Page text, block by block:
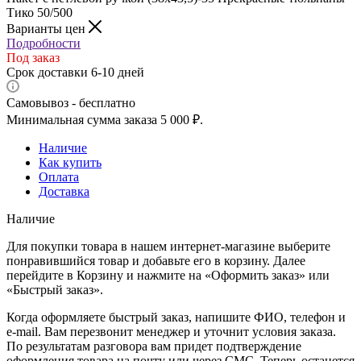
Тико 50/500
Варианты цен
Подробности
Под заказ
Срок доставки 6-10 дней
Самовывоз - бесплатно
Минимальная сумма заказа 5 000 ₽.
Наличие
Как купить
Оплата
Доставка
Наличие
Для покупки товара в нашем интернет-магазине выберите
понравившийся товар и добавьте его в корзину. Далее
перейдите в Корзину и нажмите на «Оформить заказ» или
«Быстрый заказ».
Когда оформляете быстрый заказ, напишите ФИО, телефон и
e-mail. Вам перезвонит менеджер и уточнит условия заказа.
По результатам разговора вам придет подтверждение